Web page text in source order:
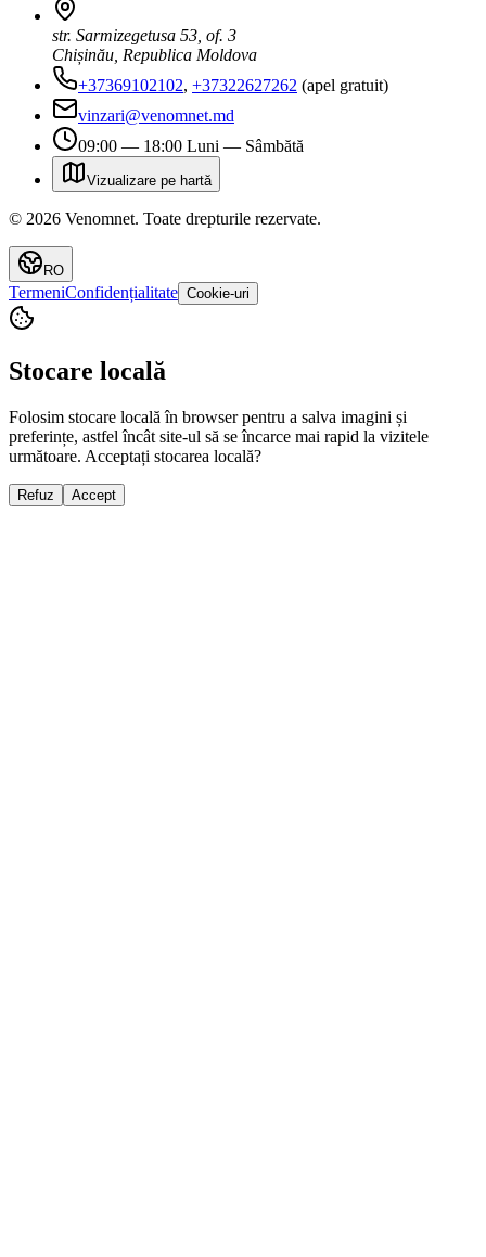
str. Sarmizegetusa 53, of. 3
Chișinău, Republica Moldova
+37369102102, +37322627262 (apel gratuit)
vinzari@venomnet.md
09:00 — 18:00 Luni — Sâmbătă
Vizualizare pe hartă
© 2026 Venomnet. Toate drepturile rezervate.
RO
TermeniConfidențialitate Cookie-uri
Stocare locală
Folosim stocare locală în browser pentru a salva imagini și
preferințe, astfel încât site-ul să se încarce mai rapid la vizitele
următoare. Acceptați stocarea locală?
Refuz Accept